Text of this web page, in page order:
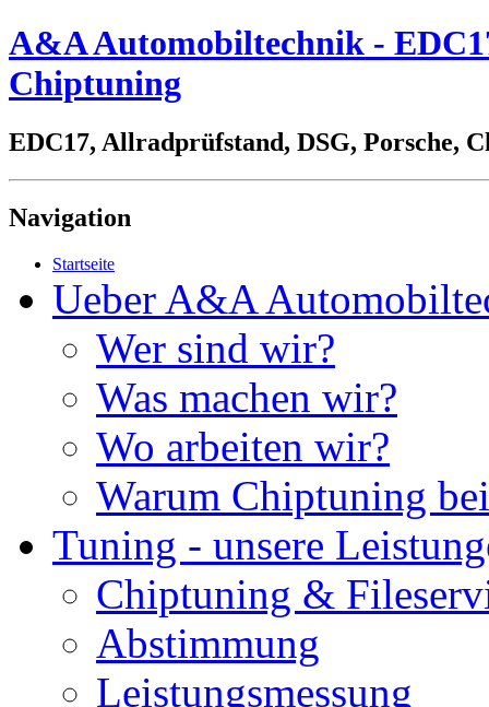
A&A Automobiltechnik -
Chiptuning
EDC17, Allradprüfstand, DSG, Porsche,
Navigation
Startseite
Ueber A&A
Wer sind wir?
Was machen wir?
Wo arbeiten wir?
Warum Chiptuning
Tuning - unsere
Chiptuning &
Abstimmung
Leistungsmessung